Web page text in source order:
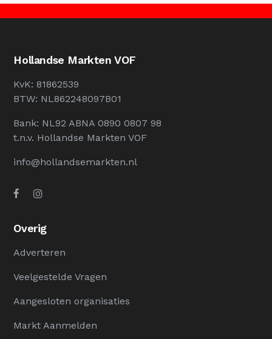
Hollandse Markten VOF
KvK: 81862539
BTW: NL862248097B01
Bank: NL92 ABNA 0890 0807 98
t.n.v. Hollandse Markten VOF
info@hollandsemarkten.nl
Overig
Adverteren
Veelgestelde Vragen
Aangesloten organisaties
Markt Aanmelden